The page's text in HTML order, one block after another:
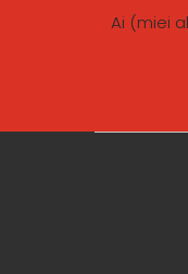
Ai (miei